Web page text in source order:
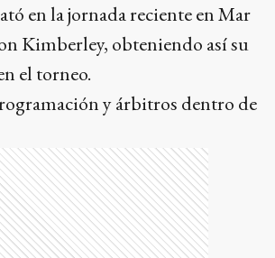
en la jornada reciente en Mar
Kimberley, obteniendo así su
el torneo.
y árbitros dentro de